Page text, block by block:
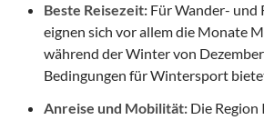
Beste Reisezeit: Für Wander- und
eignen sich vor allem die Monate
während der Winter von
Bedingungen für Wintersport
Anreise und Mobilität: Die